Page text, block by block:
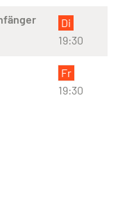
Di
19:30
Fr
19:30